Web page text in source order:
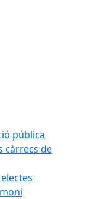
pública
càrrecs de